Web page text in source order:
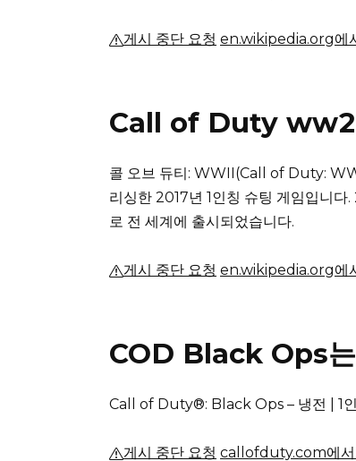
게시 중단 요청 en.wikipedia.org에
Call of Duty ww2
콜 오브 듀티: WWII(Call of Duty:
리싱한 2017년 1인칭 슈팅 게임입니다.
로 전 세계에 출시되었습니다.
게시 중단 요청 en.wikipedia.org에
COD Black Ops
Call of Duty®: Black Ops – 냉전 | 1
게시 중단 요청 callofduty.com에서